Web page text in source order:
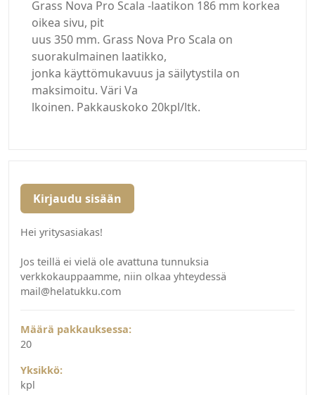
Grass Nova Pro Scala -laatikon 186 mm korkea
oikea sivu, pit
uus 350 mm. Grass Nova Pro Scala on
suorakulmainen laatikko,
jonka käyttömukavuus ja säilytystila on
maksimoitu. Väri Va
lkoinen. Pakkauskoko 20kpl/ltk.
Kirjaudu sisään
Hei yritysasiakas!
Jos teillä ei vielä ole avattuna tunnuksia
verkkokauppaamme, niin olkaa yhteydessä
mail@helatukku.com
Määrä pakkauksessa:
20
Yksikkö:
kpl